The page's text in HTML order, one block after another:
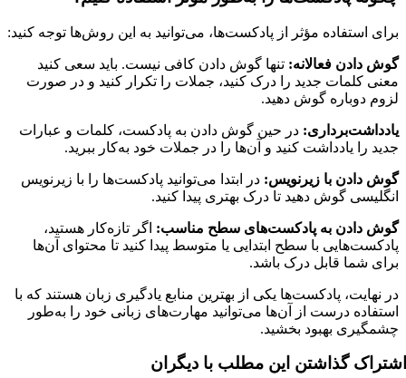
برای استفاده مؤثر از پادکست‌ها، می‌توانید به این روش‌ها توجه کنید:
گوش دادن فعالانه: تنها گوش دادن کافی نیست. باید سعی کنید
معنی کلمات جدید را درک کنید، جملات را تکرار کنید و در صورت
لزوم دوباره گوش دهید.
یادداشت‌برداری: در حین گوش دادن به پادکست، کلمات و عبارات
جدید را یادداشت کنید و آن‌ها را در جملات خود به‌کار ببرید.
گوش دادن با زیرنویس: در ابتدا می‌توانید پادکست‌ها را با زیرنویس
انگلیسی گوش دهید تا درک بهتری پیدا کنید.
گوش دادن به پادکست‌های سطح مناسب: اگر تازه‌کار هستید،
پادکست‌هایی با سطح ابتدایی یا متوسط پیدا کنید تا محتوای آن‌ها
برای شما قابل درک باشد.
در نهایت، پادکست‌ها یکی از بهترین منابع یادگیری زبان هستند که با
استفاده درست از آن‌ها می‌توانید مهارت‌های زبانی خود را به‌طور
چشمگیری بهبود بخشید.
اشتراک گذاشتن این مطلب با دیگران